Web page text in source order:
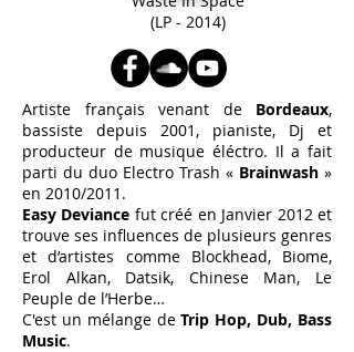
(LP - 2014)
Artiste français venant de Bordeaux,
bassiste depuis 2001, pianiste, Dj et
producteur de musique éléctro. Il a fait
parti du duo Electro Trash « Brainwash »
en 2010/2011.
Easy Deviance fut créé en Janvier 2012 et
trouve ses influences de plusieurs genres
et d’artistes comme Blockhead, Biome,
Erol Alkan, Datsik, Chinese Man, Le
Peuple de l’Herbe…
C'est un mélange deTrip Hop, Dub, Bass
Music.